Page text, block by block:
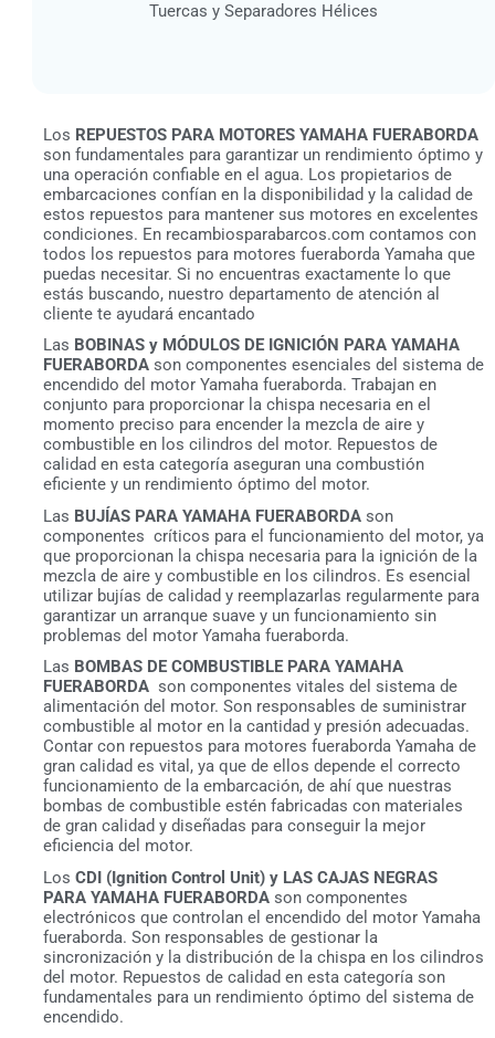
Tuercas y Separadores Hélices
Los REPUESTOS PARA MOTORES YAMAHA FUERABORDA
son fundamentales para garantizar un rendimiento óptimo y
una operación confiable en el agua. Los propietarios de
embarcaciones confían en la disponibilidad y la calidad de
estos repuestos para mantener sus motores en excelentes
condiciones. En recambiosparabarcos.com contamos con
todos los repuestos para motores fueraborda Yamaha que
puedas necesitar. Si no encuentras exactamente lo que
estás buscando, nuestro departamento de atención al
cliente te ayudará encantado
Las BOBINAS y MÓDULOS DE IGNICIÓN PARA YAMAHA
FUERABORDA son componentes esenciales del sistema de
encendido del motor Yamaha fueraborda. Trabajan en
conjunto para proporcionar la chispa necesaria en el
momento preciso para encender la mezcla de aire y
combustible en los cilindros del motor. Repuestos de
calidad en esta categoría aseguran una combustión
eficiente y un rendimiento óptimo del motor.
Las BUJÍAS PARA YAMAHA FUERABORDA son
componentes críticos para el funcionamiento del motor, ya
que proporcionan la chispa necesaria para la ignición de la
mezcla de aire y combustible en los cilindros. Es esencial
utilizar bujías de calidad y reemplazarlas regularmente para
garantizar un arranque suave y un funcionamiento sin
problemas del motor Yamaha fueraborda.
Las BOMBAS DE COMBUSTIBLE PARA YAMAHA
FUERABORDA son componentes vitales del sistema de
alimentación del motor. Son responsables de suministrar
combustible al motor en la cantidad y presión adecuadas.
Contar con repuestos para motores fueraborda Yamaha de
gran calidad es vital, ya que de ellos depende el correcto
funcionamiento de la embarcación, de ahí que nuestras
bombas de combustible estén fabricadas con materiales
de gran calidad y diseñadas para conseguir la mejor
eficiencia del motor.
Los CDI (Ignition Control Unit) y LAS CAJAS NEGRAS
PARA YAMAHA FUERABORDA son componentes
electrónicos que controlan el encendido del motor Yamaha
fueraborda. Son responsables de gestionar la
sincronización y la distribución de la chispa en los cilindros
del motor. Repuestos de calidad en esta categoría son
fundamentales para un rendimiento óptimo del sistema de
encendido.
Artículo añadido al carrito.
0 artículos -0,00€ Finalizar Compra